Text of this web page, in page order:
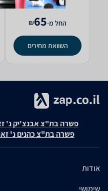
החל מ-65
₪
השוואת מחירים
פשרה בת"צ אבנצ'יק נ' זאפ גרופ
פשרה בת"צ כהנים נ' זאפ גרופ
אודות
שימושי